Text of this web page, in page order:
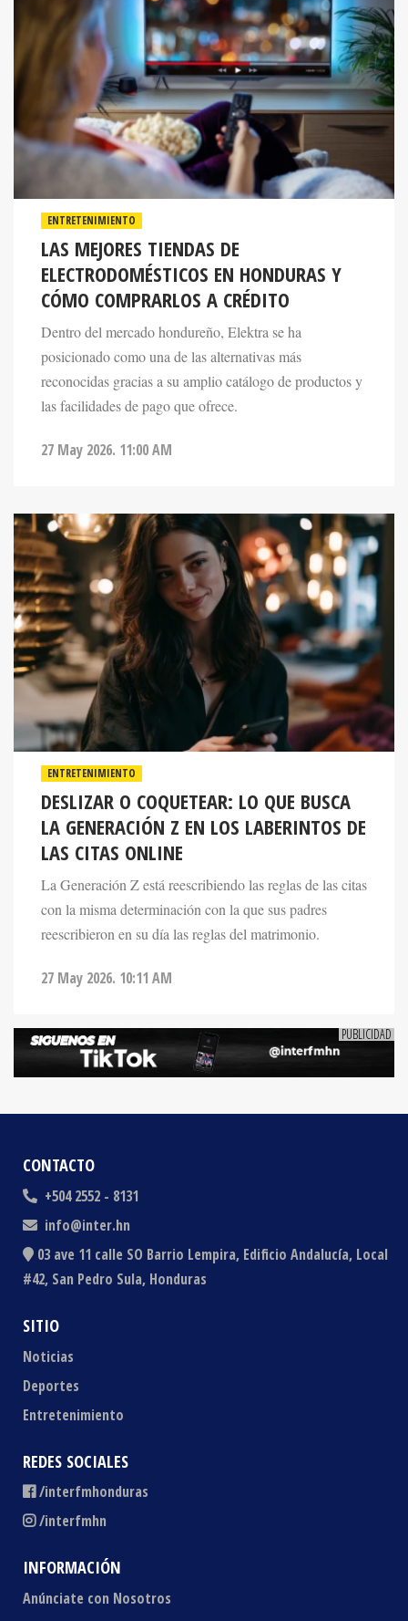
LAS MEJORES TIENDAS DE
ELECTRODOMÉSTICOS EN HONDURAS Y
CÓMO COMPRARLOS A CRÉDITO
Dentro del mercado hondureño, Elektra se ha
posicionado como una de las alternativas más
reconocidas gracias a su amplio catálogo de productos y
las facilidades de pago que ofrece.
ENTRETENIMIENTO
DESLIZAR O COQUETEAR: LO QUE BUSCA
LA GENERACIÓN Z EN LOS LABERINTOS DE
LAS CITAS ONLINE
La Generación Z está reescribiendo las reglas de las citas
con la misma determinación con la que sus padres
reescribieron en su día las reglas del matrimonio.
CONTACTO
+504 2552 - 8131
info@inter.hn
03 ave 11 calle SO Barrio Lempira, Edificio Andalucía, Local
#42, San Pedro Sula, Honduras
SITIO
Noticias
Deportes
Entretenimiento
REDES SOCIALES
/interfmhonduras
/interfmhn
INFORMACIÓN
Anúnciate con Nosotros